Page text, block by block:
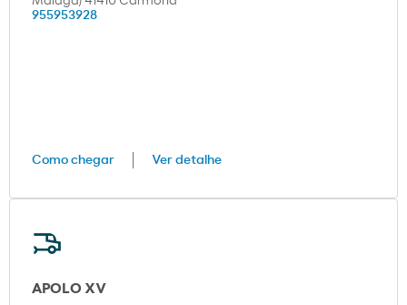
955953928
Como chegar Ver detalhe
APOLO XV